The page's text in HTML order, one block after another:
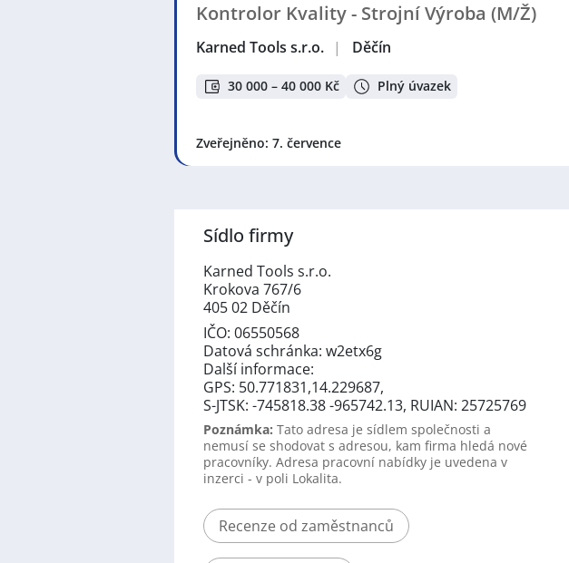
Kontrolor Kvality - Strojní Výroba (M/Ž)
Karned Tools s.r.o. | Děčín
30 000 – 40 000 Kč Plný úvazek
Zveřejněno: 7. července
Sídlo firmy
Karned Tools s.r.o.
Krokova 767/6
405 02 Děčín
IČO: 06550568
Datová schránka: w2etx6g
Další informace:
GPS: 50.771831,14.229687,
S-JTSK: -745818.38 -965742.13, RUIAN: 25725769
Poznámka: Tato adresa je sídlem společnosti a
nemusí se shodovat s adresou, kam firma hledá nové
pracovníky. Adresa pracovní nabídky je uvedena v
inzerci - v poli Lokalita.
Recenze od zaměstnanců